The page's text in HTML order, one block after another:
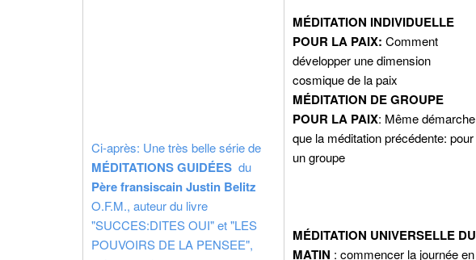
Ci-après: Une très belle série de
MÉDITATIONS GUIDÉES du
Père fransiscain Justin Belitz
O.F.M., auteur du livre
"SUCCES:DITES OUI" et "LES
POUVOIRS DE LA PENSEE",
MÉDITATION INDIVIDUELLE
POUR LA PAIX: Comment
développer une dimension
cosmique de la paix
MÉDITATION DE GROUPE
POUR LA PAIX: Même démarche
que la méditation précédente: pour
un groupe
MÉDITATION UNIVERSELLE DU
MATIN : commencer la journée en